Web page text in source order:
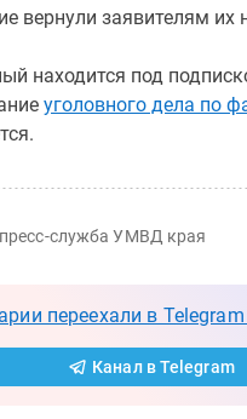
вернули заявителям их
находится под
уголовного дела по
служба УМВД края
переехали в
Канал в Telegram